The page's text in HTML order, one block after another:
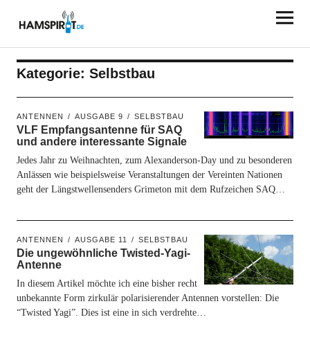
HAMSPIRIT.DE
Kategorie: Selbstbau
ANTENNEN AUSGABE 9 SELBSTBAU
VLF Empfangsantenne für SAQ
und andere interessante Signale
Jedes Jahr zu Weihnachten, zum Alexanderson-Day und zu besonderen
Anlässen wie beispielsweise Veranstaltungen der Vereinten Nationen
geht der Längstwellensenders Grimeton mit dem Rufzeichen SAQ…
ANTENNEN AUSGABE 11 SELBSTBAU
Die ungewöhnliche Twisted-Yagi-
Antenne
In diesem Artikel möchte ich eine bisher recht
unbekannte Form zirkulär polarisierender Antennen vorstellen: Die
“Twisted Yagi”. Dies ist eine in sich verdrehte…